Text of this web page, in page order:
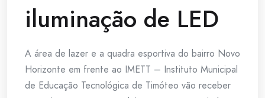
iluminação de LED
A área de lazer e a quadra esportiva do bairro Novo
Horizonte em frente ao IMETT – Instituto Municipal
de Educação Tecnológica de Timóteo vão receber